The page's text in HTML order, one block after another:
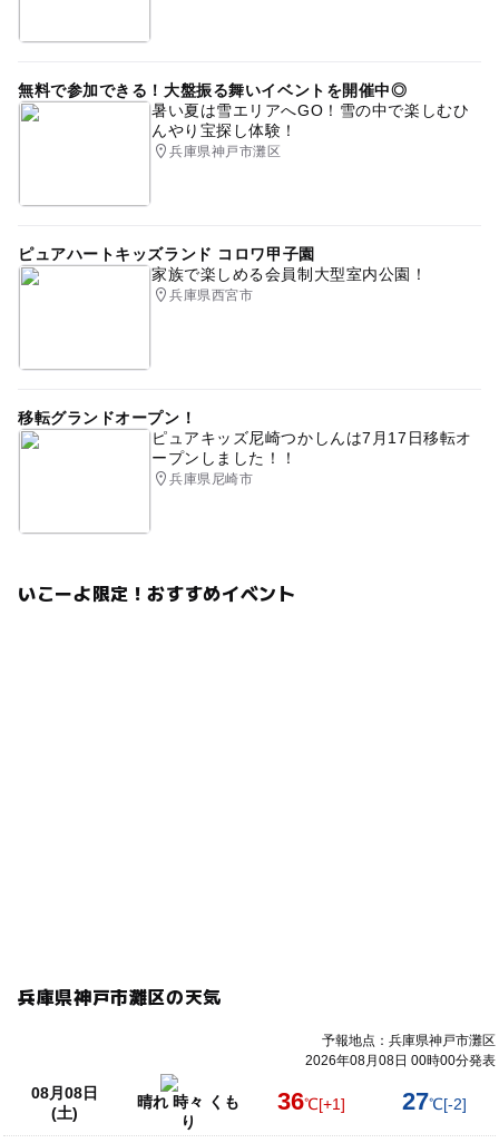
無料で参加できる！大盤振る舞いイベントを開催中◎
暑い夏は雪エリアへGO！雪の中で楽しむひ
んやり宝探し体験！
兵庫県神戸市灘区
ピュアハートキッズランド コロワ甲子園
家族で楽しめる会員制大型室内公園！
兵庫県西宮市
移転グランドオープン！
ピュアキッズ尼崎つかしんは7月17日移転オ
ープンしました！！
兵庫県尼崎市
いこーよ限定！おすすめイベント
兵庫県神戸市灘区の天気
予報地点：兵庫県神戸市灘区
2026年08月08日 00時00分発表
08月08日
(土)
晴れ 時々 くも
り
36℃[+1] 27℃[-2]